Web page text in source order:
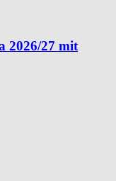
2026/27 mit